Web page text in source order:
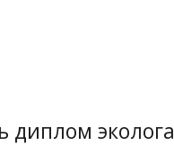
диплом эколога